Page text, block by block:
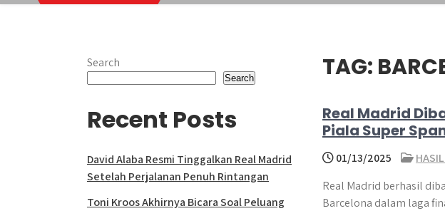
TAG:
Real Madrid
Piala Super
01/13/2025
​Real Madrid berhasil
Barcelona dalam laga
Search
Search
Recent Posts
David Alaba Resmi Tinggalkan Real Madrid
Setelah Perjalanan Penuh Rintangan
Toni Kroos Akhirnya Bicara Soal Peluang